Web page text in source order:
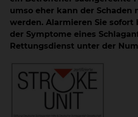
umso eher kann der Schaden
werden. Alarmieren Sie sofort
der Symptome eines
Rettungsdienst unter der